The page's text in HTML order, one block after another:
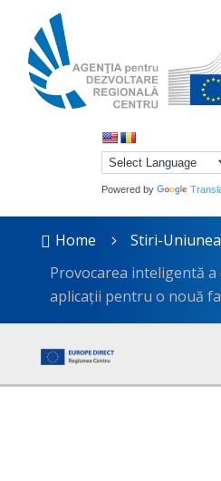
Powered by
 Home 5 Stiri-
Provocarea inteligentă
aplicații pentru o nouă